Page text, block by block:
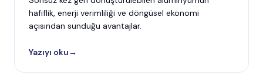
hafiflik, enerji verimliliği ve döngüsel ekonomi
açısından sunduğu avantajlar.
Yazıyı oku→